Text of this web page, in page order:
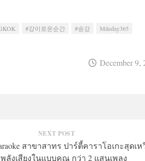
#강이로운순간 #송강
Mileday365
December 9,
NEXT POST
สาขาสาทร ปาร์ตี้คาราโอเกะสุดเห
ลังเสียงในแบบคุณ กว่า 2 แสนเพลง